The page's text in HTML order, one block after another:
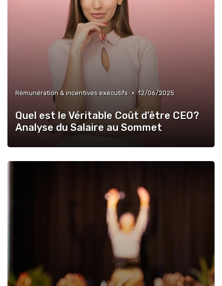
Rémunération & incentives exécutifs • 12/06/2025
Quel est le Véritable Coût d'être CEO?
Analyse du Salaire au Sommet